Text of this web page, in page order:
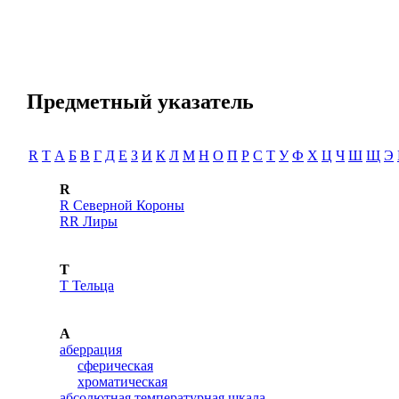
Предметный указатель
R T А Б В Г Д Е З И К Л М Н О П Р С Т У Ф Х Ц Ч Ш Щ Э
R
R Северной Короны
RR Лиры
T
T Тельца
А
аберрация
сферическая
хроматическая